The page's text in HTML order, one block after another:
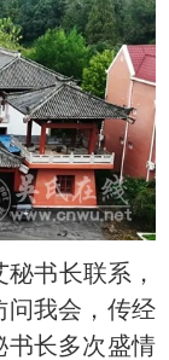
书长联系，
问我会，传经
书长多次盛情